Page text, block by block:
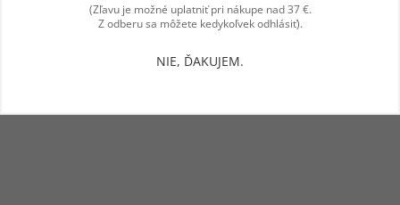
(Zľavu je možné uplatniť pri nákupe nad 37 €.
Z odberu sa môžete kedykoľvek odhlásiť).
NIE, ĎAKUJEM.